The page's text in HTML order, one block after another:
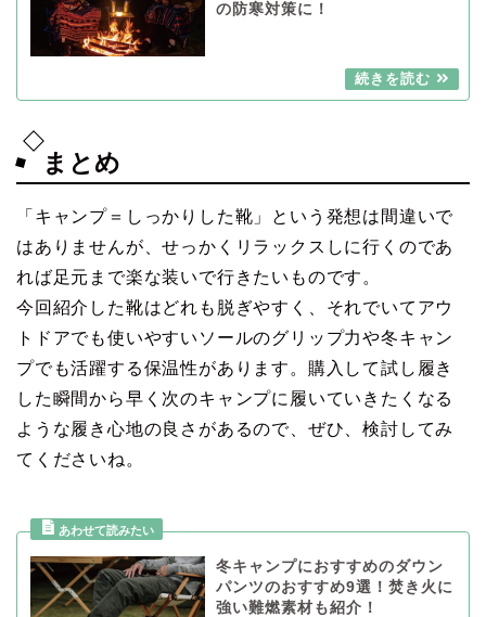
の防寒対策に！
まとめ
「キャンプ＝しっかりした靴」という発想は間違いで
はありませんが、せっかくリラックスしに行くのであ
れば足元まで楽な装いで行きたいものです。
今回紹介した靴はどれも脱ぎやすく、それでいてアウ
トドアでも使いやすいソールのグリップ力や冬キャン
プでも活躍する保温性があります。購入して試し履き
した瞬間から早く次のキャンプに履いていきたくなる
ような履き心地の良さがあるので、ぜひ、検討してみ
てくださいね。
冬キャンプにおすすめのダウン
パンツのおすすめ9選！焚き火に
強い難燃素材も紹介！